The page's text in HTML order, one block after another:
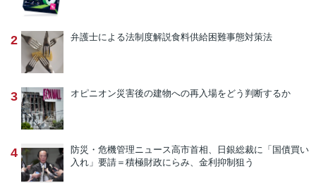
2 弁護士による法制度解説食料供給困難事態対策法
3 オピニオン災害後の建物への再入場をどう判断するか
4 防災・危機管理ニュース高市首相、日銀総裁に「国債買い
入れ」要請＝積極財政にらみ、金利抑制狙う